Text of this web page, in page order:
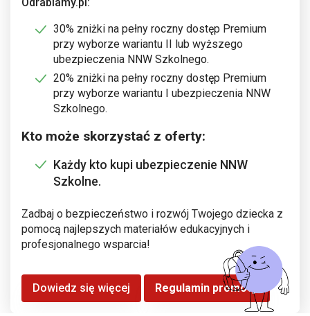
30% zniżki na pełny roczny dostęp Premium
przy wyborze wariantu II lub wyższego
ubezpieczenia NNW Szkolnego.
20% zniżki na pełny roczny dostęp Premium
przy wyborze wariantu I ubezpieczenia NNW
Szkolnego.
Kto może skorzystać z oferty:
Każdy kto kupi ubezpieczenie NNW
Szkolne.
Zadbaj o bezpieczeństwo i rozwój Twojego dziecka z
pomocą najlepszych materiałów edukacyjnych i
profesjonalnego wsparcia!
Dowiedz się więcej Regulamin promocji